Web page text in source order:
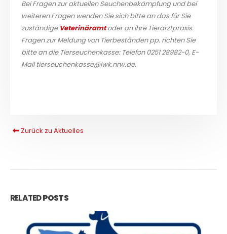
Bei Fragen zur aktuellen Seuchenbekämpfung und bei
weiteren Fragen wenden Sie sich bitte an das für Sie
zuständige Veterinäramtoder an ihre Tierarztpraxis.
Fragen zur Meldung von Tierbeständen pp. richten Sie
bitte an die Tierseuchenkasse: Telefon 0251 28982-0, E-
Mail tierseuchenkasse@lwk.nrw.de.
Zurück zu Aktuelles
RELATEDPOSTS